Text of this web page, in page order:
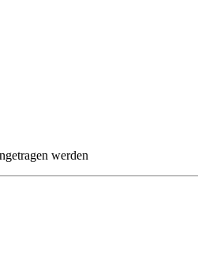
werden